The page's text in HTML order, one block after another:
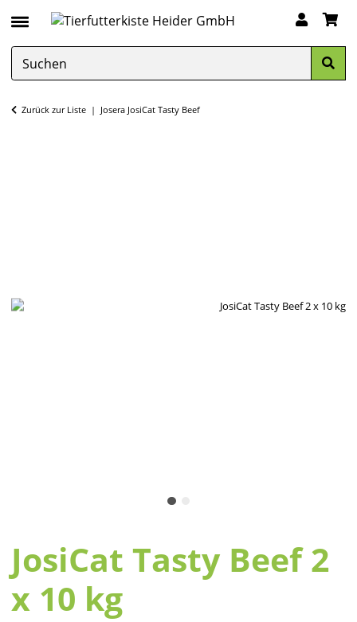
Zurück zur Liste Josera JosiCat Tasty Beef
JosiCat Tasty Beef 2
x 10 kg